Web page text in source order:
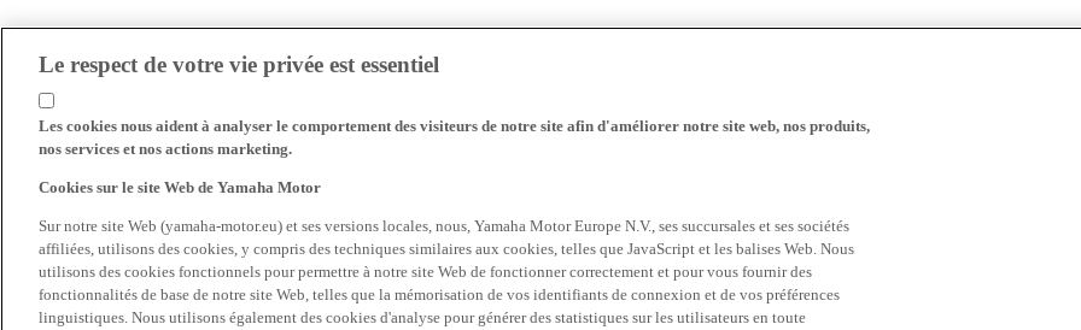
Le respect de votre vie privée est essentiel
Les cookies nous aident à analyser le comportement des visiteurs de notre site afin d'améliorer notre site web, nos produits,
nos services et nos actions marketing.
Cookies sur le site Web de Yamaha Motor
Sur notre site Web (yamaha-motor.eu) et ses versions locales, nous, Yamaha Motor Europe N.V., ses succursales et ses sociétés
affiliées, utilisons des cookies, y compris des techniques similaires aux cookies, telles que JavaScript et les balises Web. Nous
utilisons des cookies fonctionnels pour permettre à notre site Web de fonctionner correctement et pour vous fournir des
fonctionnalités de base de notre site Web, telles que la mémorisation de vos identifiants de connexion et de vos préférences
linguistiques. Nous utilisons également des cookies d'analyse pour générer des statistiques sur les utilisateurs en toute